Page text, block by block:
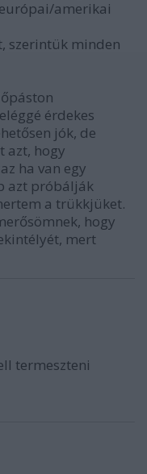
amerikai
szerintük minden
érdekes
jók, de
azt, hogy
ha van egy
azt próbálják
a trükkjüket.
hogy
mert
termeszteni